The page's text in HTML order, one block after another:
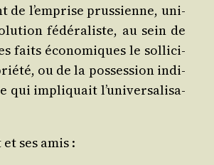
de l’emprise prus­sienne, uni­
fédé­ra­liste, au sein de
faits éco­no­miques le sol­li­ci­
ou de la pos­ses­sion indi­
qui impli­quait l’u­ni­ver­sa­li­sa­
ses amis :